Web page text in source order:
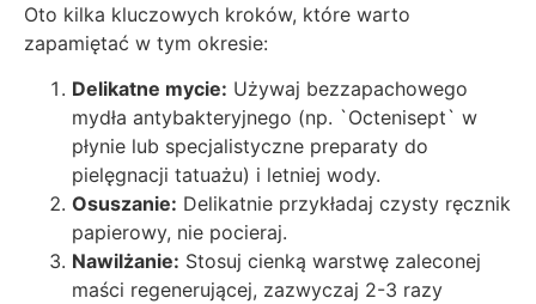
Oto kilka kluczowych kroków, które warto
zapamiętać w tym okresie:
Delikatne mycie: Używaj bezzapachowego
mydła antybakteryjnego (np. `Octenisept` w
płynie lub specjalistyczne preparaty do
pielęgnacji tatuażu) i letniej wody.
Osuszanie: Delikatnie przykładaj czysty ręcznik
papierowy, nie pocieraj.
Nawilżanie: Stosuj cienką warstwę zaleconej
maści regenerującej, zazwyczaj 2-3 razy